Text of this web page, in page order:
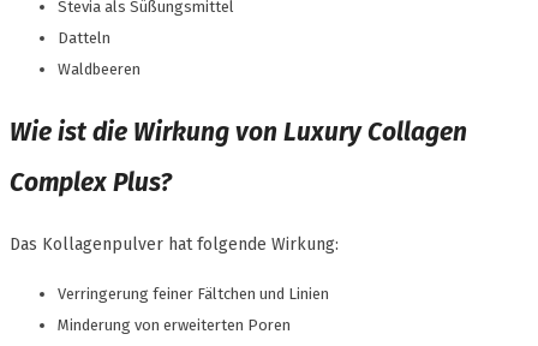
Stevia als Süßungsmittel
Datteln
Waldbeeren
Wie ist die Wirkung von Luxury Collagen
Complex Plus?
Das Kollagenpulver hat folgende Wirkung:
Verringerung feiner Fältchen und Linien
Minderung von erweiterten Poren